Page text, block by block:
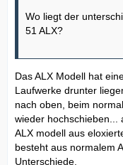
Wo liegt der
51 ALX?
Das ALX Modell hat
Laufwerke drunter
nach oben, beim
wieder hochschieben...
ALX modell aus
besteht aus normalem
Unterschiede.